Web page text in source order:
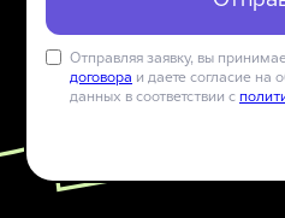
Отправляя заявку, вы
договора и даете согласие на
данных в соответствии с